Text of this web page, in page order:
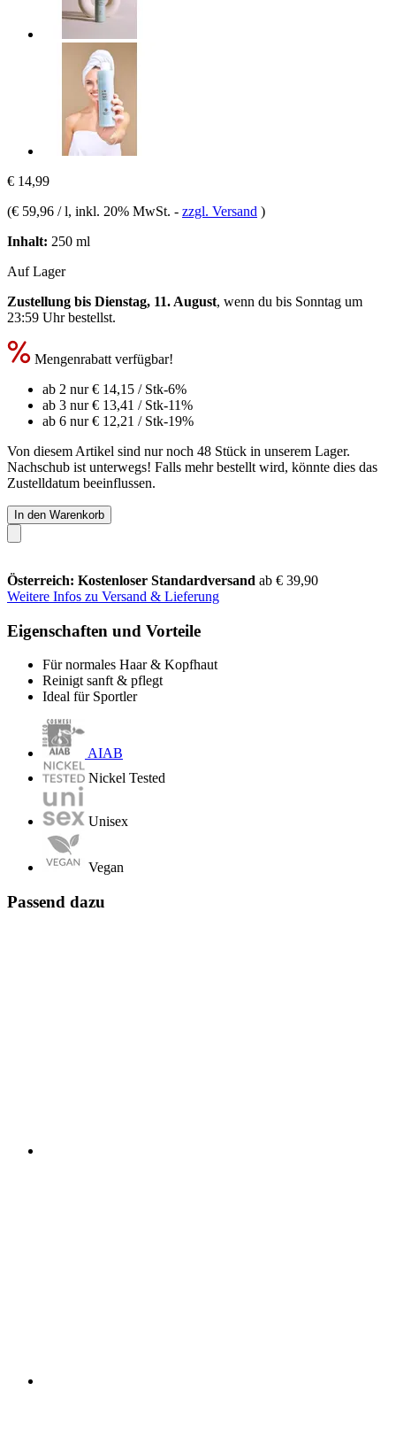
€ 14,99
(€ 59,96 / l, inkl. 20% MwSt. - zzgl. Versand )
Inhalt: 250 ml
Auf Lager
Zustellung bis Dienstag, 11. August, wenn du bis Sonntag um
23:59 Uhrbestellst.
Mengenrabatt verfügbar!
ab 2 nur€ 14,15 / Stk-6%
ab 3 nur€ 13,41 / Stk-11%
ab 6 nur€ 12,21 / Stk-19%
Von diesem Artikel sind nur noch 48 Stück in unserem Lager.
Nachschub ist unterwegs! Falls mehr bestellt wird, könnte dies das
Zustelldatum beeinflussen.
In den Warenkorb
Österreich: Kostenloser Standardversand ab € 39,90
Weitere Infos zu Versand & Lieferung
Eigenschaften und Vorteile
Für normales Haar & Kopfhaut
Reinigt sanft & pflegt
Ideal für Sportler
AIAB
Nickel Tested
Unisex
Vegan
Passend dazu